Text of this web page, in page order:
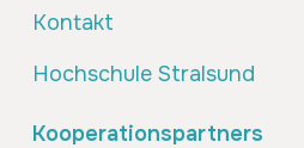
Kontakt
Hochschule Stralsund
Kooperationspartners